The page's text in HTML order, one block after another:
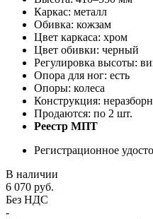
Каркас: металл
Обивка: кожзам
Цвет каркаса: хром
Цвет обивки: черный
Регулировка высоты:
Опора для ног: есть
Опоры: колеса
Конструкция:
Продаются: по 2 шт.
Реестр МПТ
Регистрационное
В наличии
6 070 руб.
Без НДС
-